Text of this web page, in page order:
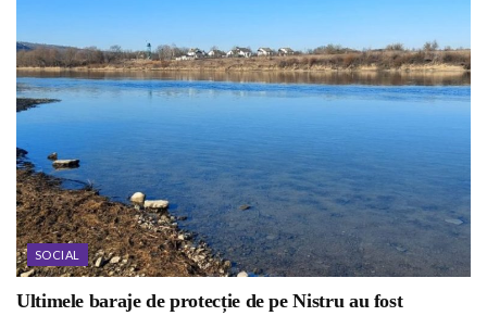
SOCIAL
Ultimele baraje de protecție de pe Nistru au fost